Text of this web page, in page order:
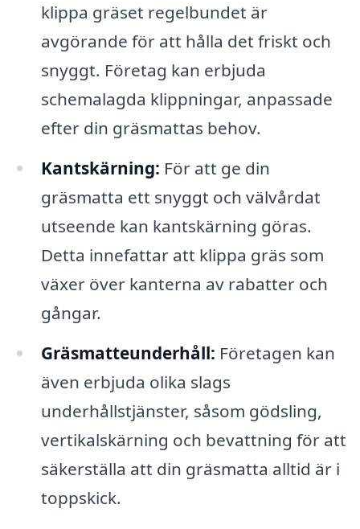
klippa gräset regelbundet är
avgörande för att hålla det friskt och
snyggt. Företag kan erbjuda
schemalagda klippningar, anpassade
efter din gräsmattas behov.
Kantskärning: För att ge din
gräsmatta ett snyggt och välvårdat
utseende kan kantskärning göras.
Detta innefattar att klippa gräs som
växer över kanterna av rabatter och
gångar.
Gräsmatteunderhåll: Företagen kan
även erbjuda olika slags
underhållstjänster, såsom gödsling,
vertikalskärning och bevattning för att
säkerställa att din gräsmatta alltid är i
toppskick.